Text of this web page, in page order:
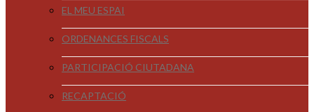
EL MEU ESPAI
ORDENANCES FISCALS
PARTICIPACIÓ CIUTADANA
RECAPTACIÓ